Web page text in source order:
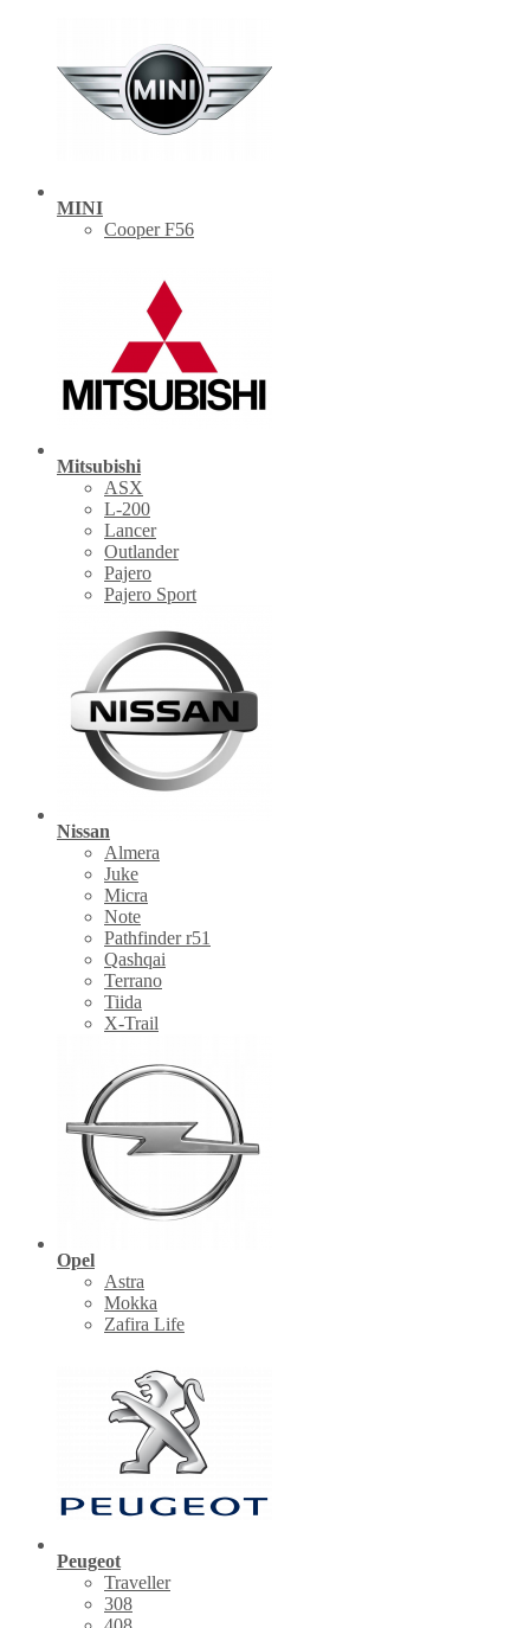
MINI
Cooper F56
Mitsubishi
ASX
L-200
Lancer
Outlander
Pajero
Pajero Sport
Nissan
Almera
Juke
Micra
Note
Pathfinder r51
Qashqai
Terrano
Tiida
X-Trail
Opel
Astra
Mokka
Zafira Life
Peugeot
Traveller
308